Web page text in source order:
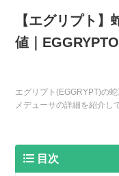
【エグリプト
値｜EGGRYPTO
エグリプト(EGGRYPT)の
メデューサの詳細を紹介し
目次